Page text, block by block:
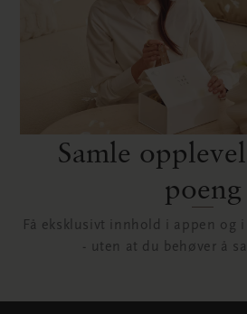
Samle
poeng
Få eksklusivt innhold i appen og
- uten at du behøver å